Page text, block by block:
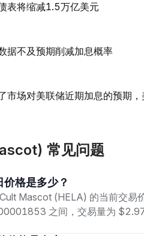
表将缩减1.5万亿美元
据不及预期削减加息概率
场对美联储近期加息的预期，
常见问题
价格是多少？
Mascot (HELA) 的当前交易
之间，交易量为